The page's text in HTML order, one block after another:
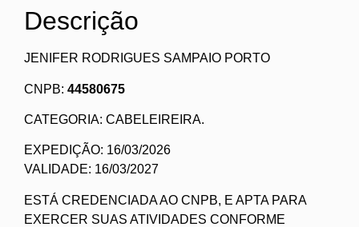
Descrição
JENIFER RODRIGUES SAMPAIO PORTO
CNPB: 44580675
CATEGORIA: CABELEIREIRA.
EXPEDIÇÃO: 16/03/2026
VALIDADE: 16/03/2027
ESTÁ CREDENCIADA AO CNPB, E APTA PARA
EXERCER SUAS ATIVIDADES CONFORME